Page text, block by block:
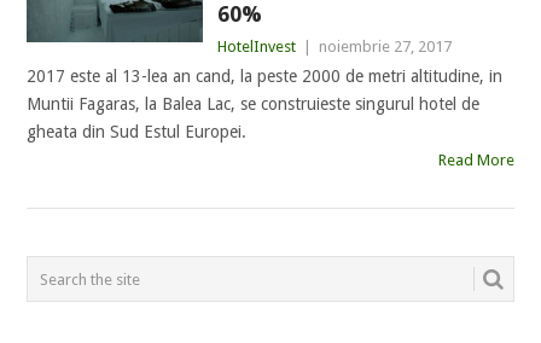
60%
HotelInvest noiembrie 27, 2017
2017 este al 13-lea an cand, la peste 2000 de metri altitudine, in
Muntii Fagaras, la Balea Lac, se construieste singurul hotel de
gheata din Sud Estul Europei.
Read More
POSTS
NAVIGATION